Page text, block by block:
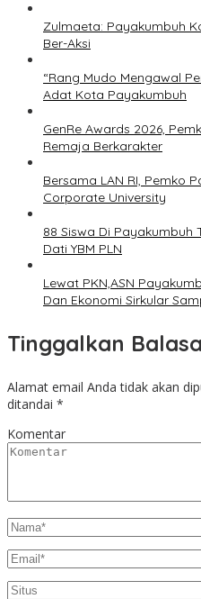
Zulmaeta: Payakumbuh
Ber-Aksi
“Rang Mudo Mengawal
Adat Kota Payakumbuh
GenRe Awards 2026,
Remaja Berkarakter
Bersama LAN RI, Pemko
Corporate University
88 Siswa Di Payakumbuh
Dati YBM PLN
Lewat PKN,ASN
Dan Ekonomi Sirkular
Tinggalkan
Alamat email Anda tidak akan
ditandai *
Komentar